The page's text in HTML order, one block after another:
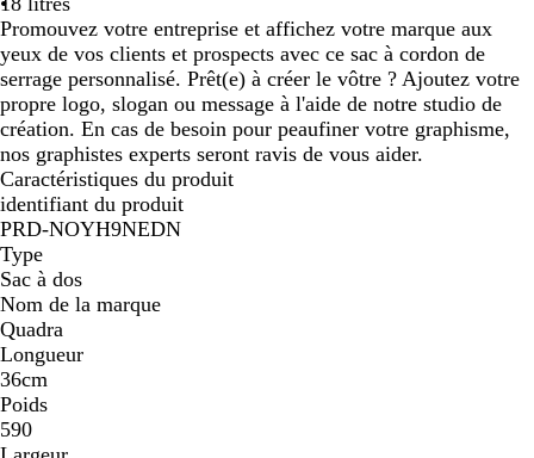
e
v
i
n
t
a
g
e
f
o
r
d
V
i
n
t
a
g
e
Promouvez votre entreprise et affichez votre marque aux
yeux de vos clients et prospects avec ce sac à cordon de
serrage personnalisé. Prêt(e) à créer le vôtre ? Ajoutez votre
propre logo, slogan ou message à l'aide de notre studio de
création. En cas de besoin pour peaufiner votre graphisme,
nos graphistes experts seront ravis de vous aider.
Caractéristiques du produit
identifiant du produit
PRD-NOYH9NEDN
Type
Sac à dos
Nom de la marque
Quadra
Longueur
36cm
Poids
590